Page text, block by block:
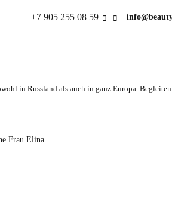
+7 905 255 08 59
in Russland als auch in ganz Europa. Begleiten
Frau Elina